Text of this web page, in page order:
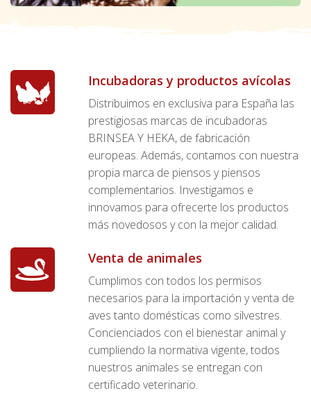
Incubadoras y productos avícolas
Distribuimos en exclusiva para España las
prestigiosas marcas de incubadoras
BRINSEA Y HEKA, de fabricación
europeas. Además, contamos con nuestra
propia marca de piensos y piensos
complementarios. Investigamos e
innovamos para ofrecerte los productos
más novedosos y con la mejor calidad.
Venta de animales
Cumplimos con todos los permisos
necesarios para la importación y venta de
aves tanto domésticas como silvestres.
Concienciados con el bienestar animal y
cumpliendo la normativa vigente, todos
nuestros animales se entregan con
certificado veterinario.